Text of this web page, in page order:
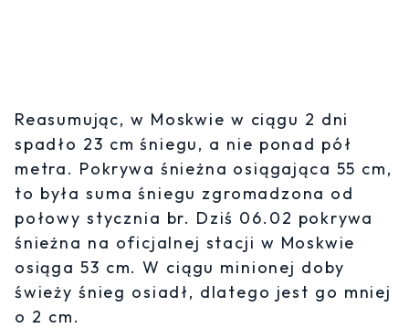
Reasumując, w Moskwie w ciągu 2 dni
spadło 23 cm śniegu, a nie ponad pół
metra. Pokrywa śnieżna osiągająca 55 cm,
to była suma śniegu zgromadzona od
połowy stycznia br. Dziś 06.02 pokrywa
śnieżna na oficjalnej stacji w Moskwie
osiąga 53 cm. W ciągu minionej doby
świeży śnieg osiadł, dlatego jest go mniej
o 2 cm.